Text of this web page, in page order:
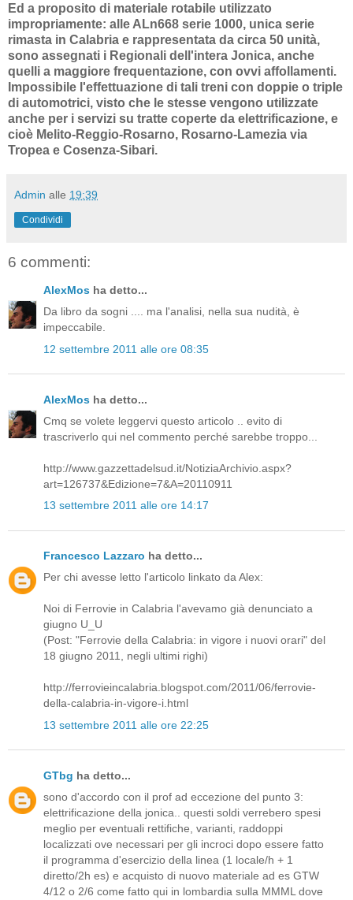
Ed a proposito di materiale rotabile utilizzato
impropriamente: alle ALn668 serie 1000, unica serie
rimasta in Calabria e rappresentata da circa 50 unità,
sono assegnati i Regionali dell'intera Jonica, anche
quelli a maggiore frequentazione, con ovvi affollamenti.
Impossibile l'effettuazione di tali treni con doppie o triple
di automotrici, visto che le stesse vengono utilizzate
anche per i servizi su tratte coperte da elettrificazione, e
cioè Melito-Reggio-Rosarno, Rosarno-Lamezia via
Tropea e Cosenza-Sibari.
Admin alle 19:39
Condividi
6 commenti:
AlexMos ha detto...
Da libro da sogni .... ma l'analisi, nella sua nudità, è
impeccabile.
12 settembre 2011 alle ore 08:35
AlexMos ha detto...
Cmq se volete leggervi questo articolo .. evito di
trascriverlo qui nel commento perché sarebbe troppo...
http://www.gazzettadelsud.it/NotiziaArchivio.aspx?
art=126737&Edizione=7&A=20110911
13 settembre 2011 alle ore 14:17
Francesco Lazzaro ha detto...
Per chi avesse letto l'articolo linkato da Alex:
Noi di Ferrovie in Calabria l'avevamo già denunciato a
giugno U_U
(Post: "Ferrovie della Calabria: in vigore i nuovi orari" del
18 giugno 2011, negli ultimi righi)
http://ferrovieincalabria.blogspot.com/2011/06/ferrovie-
della-calabria-in-vigore-i.html
13 settembre 2011 alle ore 22:25
GTbg ha detto...
sono d'accordo con il prof ad eccezione del punto 3:
elettrificazione della jonica.. questi soldi verrebero spesi
meglio per eventuali rettifiche, varianti, raddoppi
localizzati ove necessari per gli incroci dopo essere fatto
il programma d'esercizio della linea (1 locale/h + 1
diretto/2h es) e acquisto di nuovo materiale ad es GTW
4/12 o 2/6 come fatto qui in lombardia sulla MMML dove